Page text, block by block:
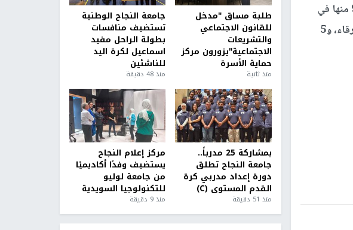
وحسب الموجز الإعلامي الصادر عن رئاسة الوزراء ووزارة الصحة، فإن 171 إصابة سجلت محليا، 96 منها في
العاصمة عمان، إضافة إلى 20 في الكرك، و19 حالة في البلقاء، و16 حالة في إربد، و13 حالة في الزرقاء، و5
طلبة مساق "مدخل
للقانون الاجتماعي
والتشريعات
الاجتماعية"يزورون مركز
حماية الأسرة
منذ ثانية
جامعة النجاح الوطنية
تستضيف منافسات
بطولة الراحل مفيد
اسماعيل لكرة اليد
للناشئين
منذ 48 دقيقة
بمشاركة 25 مدرباً..
جامعة النجاح تطلق
دورة إعداد مدربي كرة
القدم المستوى (C)
منذ 51 دقيقة
مركز إعلام النجاح
يستضيف وفدًا أكاديميًا
من جامعة لوليو
للتكنولوجيا السويدية
منذ 9 دقيقة